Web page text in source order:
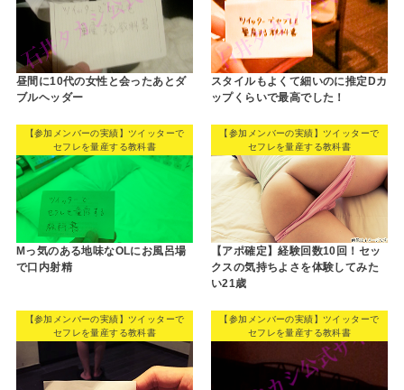
昼間に10代の女性と会ったあとダ
ブルヘッダー
スタイルもよくて細いのに推定Dカ
ップくらいで最高でした！
【参加メンバーの実績】ツイッターで
セフレを量産する教科書
Mっ気のある地味なOLにお風呂場
で口内射精
【参加メンバーの実績】ツイッターで
セフレを量産する教科書
【アポ確定】経験回数10回！セッ
クスの気持ちよさを体験してみた
い21歳
【参加メンバーの実績】ツイッターで
セフレを量産する教科書
【参加メンバーの実績】ツイッターで
セフレを量産する教科書